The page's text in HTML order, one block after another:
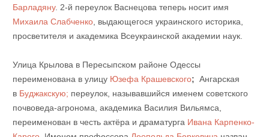
Барладяну. 2-й переулок Васнецова теперь носит имя
Михаила Слабченко, выдающегося украинского историка,
просветителя и академика Всеукраинской академии наук.
Улица Крылова в Пересыпском районе Одессы
переименована в улицу Юзефа Крашевского; Ангарская
в Буджакскую; переулок, называвшийся именем советского
почвоведа-агронома, академика Василия Вильямса,
переименован в честь актёра и драматурга Ивана Карпенко-